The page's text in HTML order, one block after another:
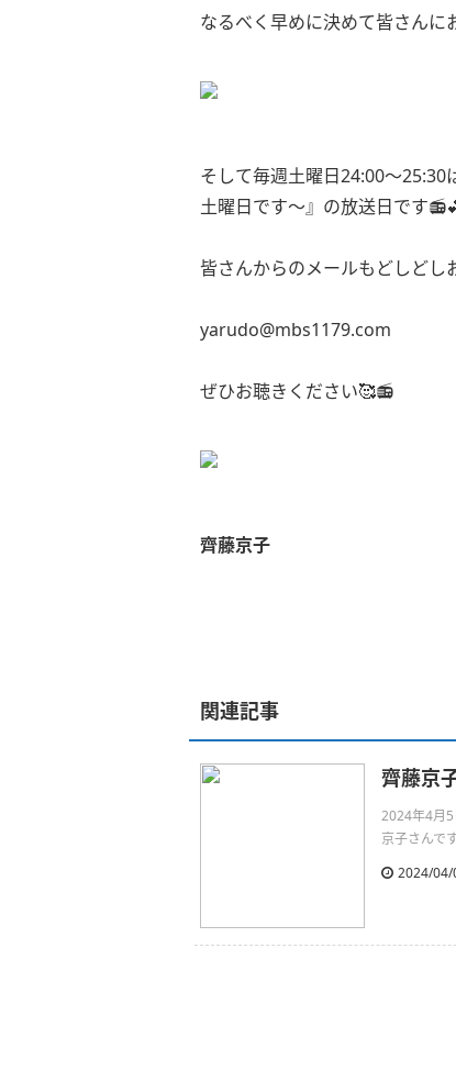
なるべく早めに決めて皆さん
そして毎週土曜日24:00〜25:30
土曜日です〜』の放送日です
皆さんからのメールもどしどし
yarudo@mbs1179.com
ぜひお聴きください🥰📻
齊藤京子
関連記事
齊藤京
2024年4月
京子さんで
2024/04/